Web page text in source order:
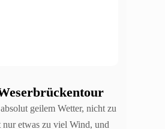
geilem Wetter, nicht zu
etwas zu viel Wind, und